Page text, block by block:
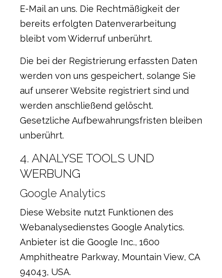
E-Mail an uns. Die Rechtmäßigkeit der
bereits erfolgten Datenverarbeitung
bleibt vom Widerruf unberührt.
Die bei der Registrierung erfassten Daten
werden von uns gespeichert, solange Sie
auf unserer Website registriert sind und
werden anschließend gelöscht.
Gesetzliche Aufbewahrungsfristen bleiben
unberührt.
4. ANALYSE TOOLS UND
WERBUNG
Google Analytics
Diese Website nutzt Funktionen des
Webanalysedienstes Google Analytics.
Anbieter ist die Google Inc., 1600
Amphitheatre Parkway, Mountain View, CA
94043, USA.